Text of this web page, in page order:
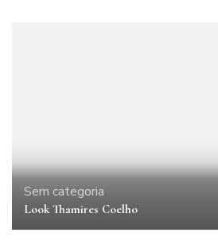
Sem categoria
Look Thamires Coelho